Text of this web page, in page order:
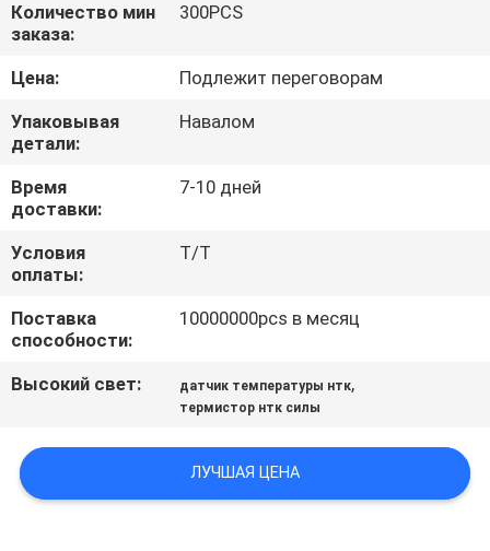
ПРОВЕРКА
КАЧЕСТВА
СВЯЖИТЕСЬ
МЫ
НОВОСТИ
СПРОСИТЕ
САЙТА
Количество мин
заказа:
300PCS
Цена:
Подлежит переговорам
Упаковывая
детали:
Навалом
Время
доставки:
7-10 дней
Условия
оплаты:
T/T
Поставка
способности:
10000000pcs в месяц
Высокий свет: датчик температуры нтк,
термистор нтк силы
ЛУЧШАЯ ЦЕНА